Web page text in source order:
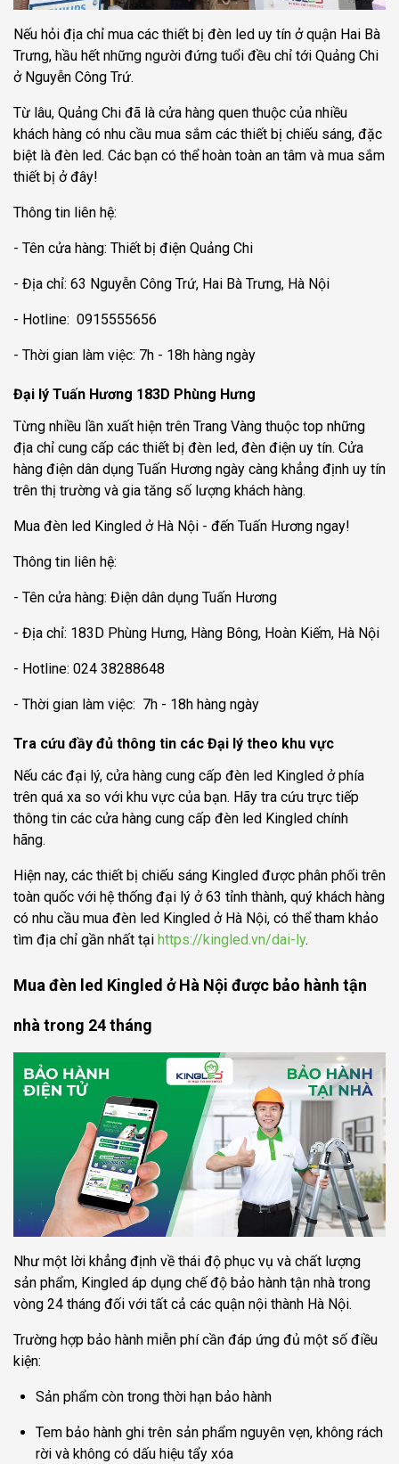
Nếu hỏi địa chỉ mua các thiết bị đèn led uy tín ở quận Hai Bà
Trưng, hầu hết những người đứng tuổi đều chỉ tới Quảng Chi
ở Nguyễn Công Trứ.
Từ lâu, Quảng Chi đã là cửa hàng quen thuộc của nhiều
khách hàng có nhu cầu mua sắm các thiết bị chiếu sáng, đặc
biệt là đèn led. Các bạn có thể hoàn toàn an tâm và mua sắm
thiết bị ở đây!
Thông tin liên hệ:
- Tên cửa hàng: Thiết bị điện Quảng Chi
- Địa chỉ: 63 Nguyễn Công Trứ, Hai Bà Trưng, Hà Nội
- Hotline: 0915555656
- Thời gian làm việc: 7h - 18h hàng ngày
Đại lý Tuấn Hương 183D Phùng Hưng
Từng nhiều lần xuất hiện trên Trang Vàng thuộc top những
địa chỉ cung cấp các thiết bị đèn led, đèn điện uy tín. Cửa
hàng điện dân dụng Tuấn Hương ngày càng khẳng định uy tín
trên thị trường và gia tăng số lượng khách hàng.
Mua đèn led Kingled ở Hà Nội - đến Tuấn Hương ngay!
Thông tin liên hệ:
- Tên cửa hàng: Điện dân dụng Tuấn Hương
- Địa chỉ: 183D Phùng Hưng, Hàng Bông, Hoàn Kiếm, Hà Nội
- Hotline: 024 38288648
- Thời gian làm việc: 7h - 18h hàng ngày
Tra cứu đầy đủ thông tin các Đại lý theo khu vực
Nếu các đại lý, cửa hàng cung cấp đèn led Kingled ở phía
trên quá xa so với khu vực của bạn. Hãy tra cứu trực tiếp
thông tin các cửa hàng cung cấp đèn led Kingled chính
hãng.
Hiện nay, các thiết bị chiếu sáng Kingled được phân phối trên
toàn quốc với hệ thống đại lý ở 63 tỉnh thành, quý khách hàng
có nhu cầu mua đèn led Kingled ở Hà Nội, có thể tham khảo
tìm địa chỉ gần nhất tại https://kingled.vn/dai-ly.
Mua đèn led Kingled ở Hà Nội được bảo hành tận
nhà trong 24 tháng
Như một lời khẳng định về thái độ phục vụ và chất lượng
sản phẩm, Kingled áp dụng chế độ bảo hành tận nhà trong
vòng 24 tháng đối với tất cả các quận nội thành Hà Nội.
Trường hợp bảo hành miễn phí cần đáp ứng đủ một số điều
kiện:
Sản phẩm còn trong thời hạn bảo hành
Tem bảo hành ghi trên sản phẩm nguyên vẹn, không rách
rời và không có dấu hiệu tẩy xóa